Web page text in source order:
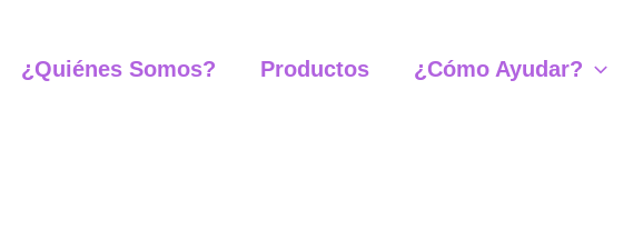
¿Quiénes Somos? Productos ¿Cómo Ayudar?
sin